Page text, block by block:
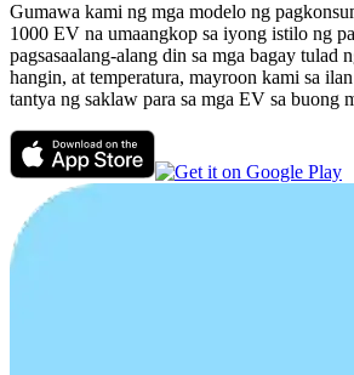
Gumawa kami ng mga modelo ng
1000 EV na umaangkop sa iyong istilo ng
pagsasaalang-alang din sa mga bagay tulad
hangin, at temperatura, mayroon kami sa
tantya ng saklaw para sa mga EV sa buong